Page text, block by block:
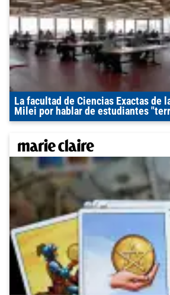
La facultad de Ciencias Exactas de
Milei por hablar de estudiantes